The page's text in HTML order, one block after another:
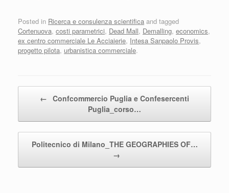
Posted in Ricerca e consulenza scientifica and tagged
Cortenuova, costi parametrici, Dead Mall, Demalling, economics,
ex centro commerciale Le Acciaierie, Intesa Sanpaolo Provis,
progetto pilota, urbanistica commerciale.
← Confcommercio Puglia e Confesercenti
Puglia_corso…
Politecnico di Milano_THE GEOGRAPHIES OF…
→